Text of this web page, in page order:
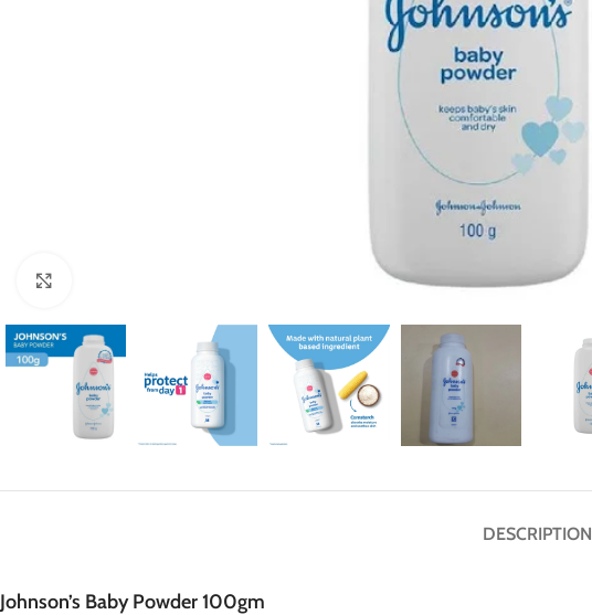
DESCRIPTION
Johnson’s Baby Powder 100gm